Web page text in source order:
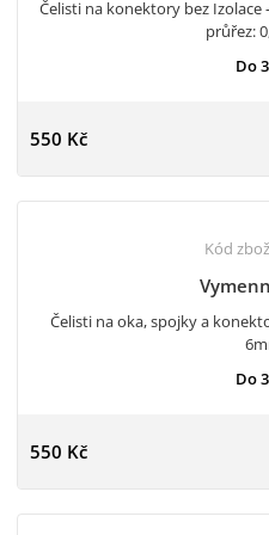
Čelisti na konektory bez
průřez:
Do
550 Kč
Kód
Čelisti na oka, spojky a
Do
550 Kč